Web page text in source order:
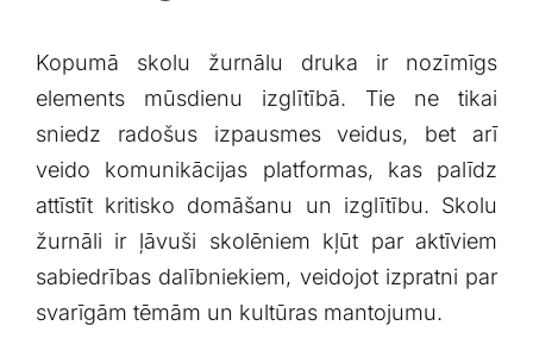
Kopumā skolu žurnālu druka ir nozīmīgs
elements mūsdienu⁢ izglītībā. Tie ne tikai
⁢sniedz⁣ radošus izpausmes veidus, bet arī
veido komunikācijas platformas,⁢ kas palīdz
attīstīt ​kritisko domāšanu un izglītību. Skolu
žurnāli ir ļāvuši⁤ skolēniem kļūt par aktīviem
sabiedrības dalībniekiem, veidojot izpratni par
svarīgām tēmām un kultūras mantojumu.